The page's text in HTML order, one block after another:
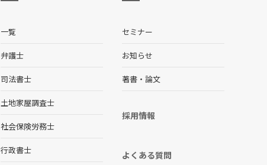
一覧
弁護士
司法書士
土地家屋調査士
社会保険労務士
行政書士
セミナー
お知らせ
著書・論文
採用情報
よくある質問